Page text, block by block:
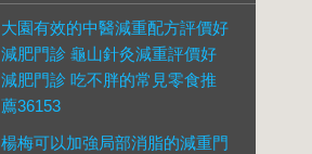
大園有效的中醫減重配方評價好
減肥門診 龜山針灸減重評價好
減肥門診 吃不胖的常見零食推
薦36153
楊梅可以加強局部消脂的減重門